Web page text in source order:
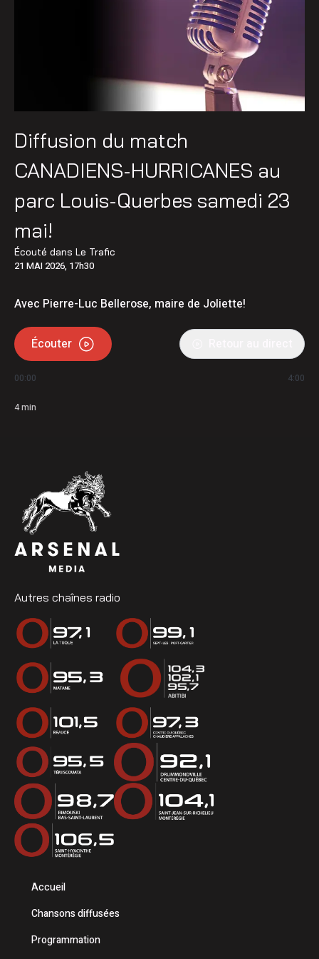
Diffusion du match
CANADIENS-HURRICANES au
parc Louis-Querbes samedi 23
mai!
Écouté dans Le Trafic
21 MAI 2026, 17h30
Avec Pierre-Luc Bellerose, maire de Joliette!
Écouter
00:00 4:00
4min
Autres chaînes radio
Accueil
Chansons diffusées
Programmation